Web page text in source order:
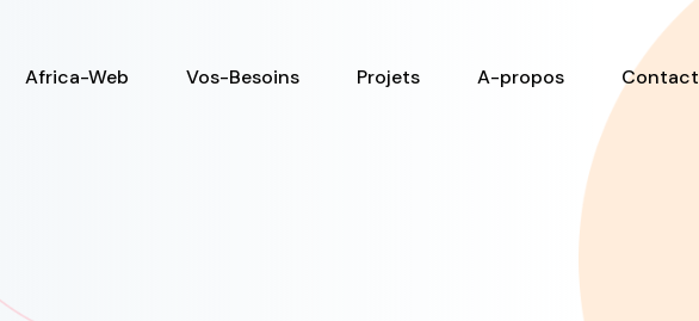
Africa-Web Vos-Besoins Projets A-propos Contact